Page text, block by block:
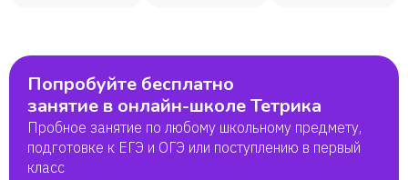
Попробуйте бесплатно
занятие в онлайн-школе Тетрика
Пробное занятие по любому школьному предмету,
подготовке к ЕГЭ и ОГЭ или поступлению в первый
класс